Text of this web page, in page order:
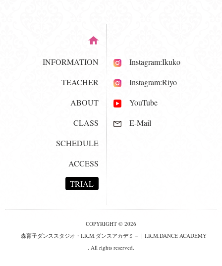
INFORMATION
TEACHER
ABOUT
CLASS
SCHEDULE
ACCESS
TRIAL
Instagram:Ikuko
Instagram:Riyo
YouTube
E-Mail
COPYRIGHT © 2026
森育子ダンススタジオ・I.R.M.ダンスアカデミ－｜I.R.M.DANCE ACADEMY
. All rights reserved.